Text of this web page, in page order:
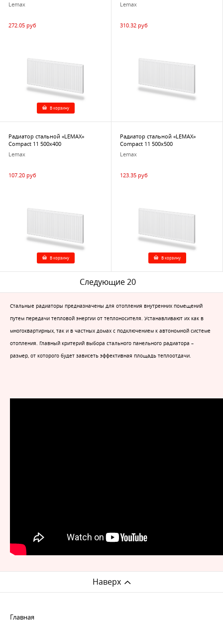
Lemax
272.05 руб
В корзину
Lemax
310.32 руб
Радиатор стальной «LEMAX»
Compact 11 500х400
Lemax
107.20 руб
В корзину
Радиатор стальной «LEMAX»
Compact 11 500х500
Lemax
123.35 руб
В корзину
Следующие 20
Стальные радиаторы предназначены для отопления внутренних помещений
путем передачи тепловой энергии от теплоносителя. Устанавливают их как в
многоквартирных, так и в частных домах с подключением к автономной системе
отопления. Главный критерий выбора стального панельного радиатора –
размер, от которого будет зависеть эффективная площадь теплоотдачи.
Наверх
Главная